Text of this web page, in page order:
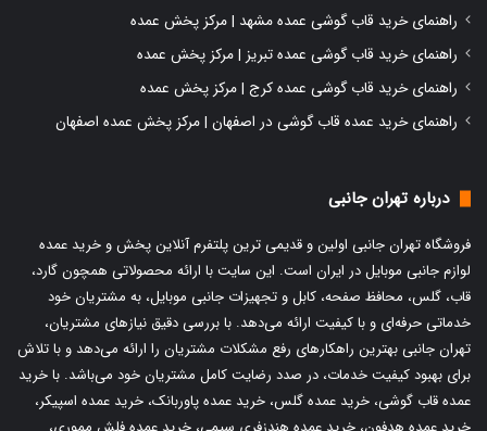
راهنمای خرید قاب گوشی عمده مشهد | مرکز پخش عمده
راهنمای خرید قاب گوشی عمده تبریز | مرکز پخش عمده
راهنمای خرید قاب گوشی عمده کرج | مرکز پخش عمده
راهنمای خرید عمده قاب گوشی در اصفهان | مرکز پخش عمده اصفهان
درباره تهران جانبی
فروشگاه تهران جانبی اولین و قدیمی ترین پلتفرم آنلاین پخش و خرید عمده
لوازم جانبی موبایلدر ایران است. این سایت با ارائه محصولاتی همچون گارد،
قاب، گلس، محافظ صفحه، کابل و تجهیزات جانبی موبایل، به مشتریان خود
خدماتی حرفه‌ای و با کیفیت ارائه می‌دهد. با بررسی دقیق نیازهای مشتریان،
تهران جانبی بهترین راهکارهای رفع مشکلات مشتریان را ارائه می‌دهد و با تلاش
برای بهبود کیفیت خدمات، در صدد رضایت کامل مشتریان خود می‌باشد. باخرید
عمده قاب گوشی، خرید عمده گلس، خرید عمده پاوربانک، خرید عمده اسپیکر،